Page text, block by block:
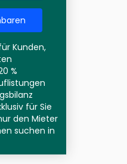
Kunden,
%
für Sie
den Mieter
suchen in